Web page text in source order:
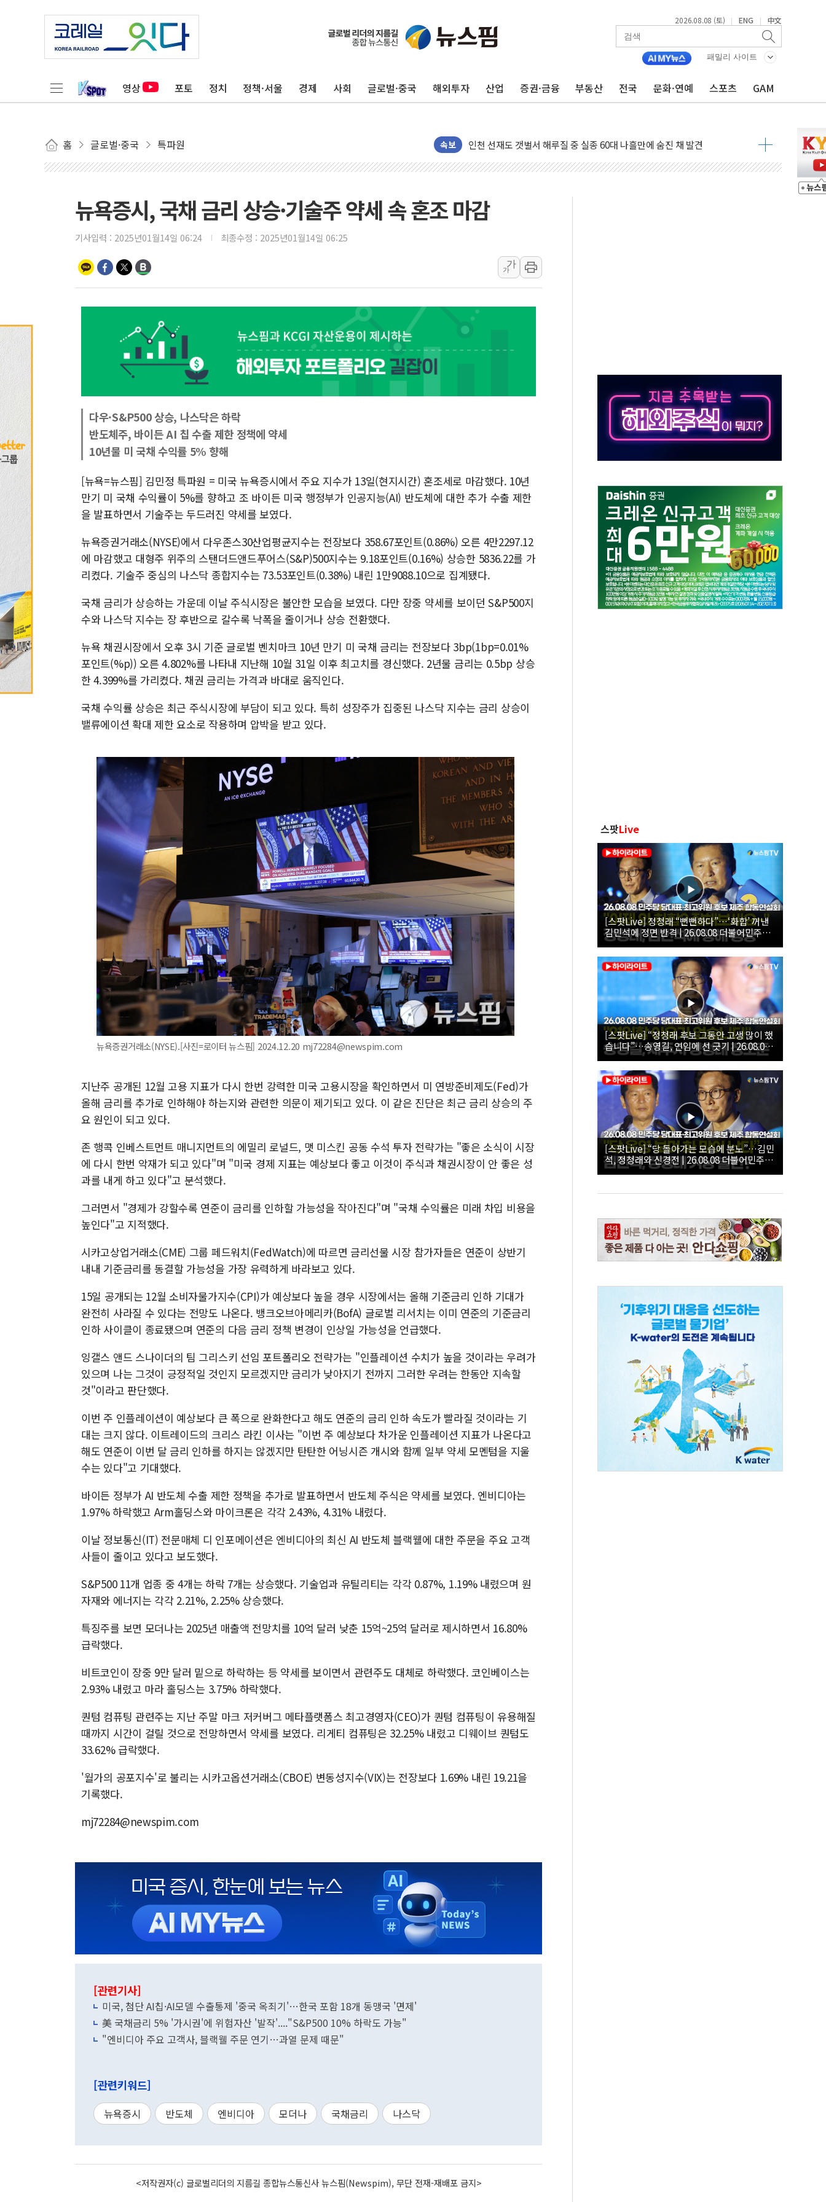
2026.08.08 (토) | ENG | 中文
패밀리 사이트
영상 포토 정치 정책·서울 경제 사회 글로벌·중국 해외투자 산업 증권·금융 부동산 전국 문화·연예 스포츠 GAM
홈 글로벌·중국 특파원 속보
여수 오동도 인근 해상서 모터보트 전복…1명 사망·1명 실종
인천서 말다툼 중 어머니 흉기 살해 10대 아들 체포
'화합' 꺼낸 김민석에 '뻔뻔' 받아친 정청래…제주 연설서 신경전 고조
동해중부 전 해상 풍랑주의보…10일까지 최대 3.5m 높은 물결
인제 용대리 계곡서 수위 상승으로 피서객 7명 고립…전원 구조
동해시, 11~14일 '별똥별 멍' 운영…페르세우스 유성우 관측
청양 밭에서 일하던 90대 숨져…온열질환 여부 조사
李대통령, 'ISA·주가누르기 방지법' 전면 재검토 지시
'호우 특보' 경북 울진 시간당 20~30mm 강한 비...가뭄 해소될 듯
주말 무더위·열대야 지속…내륙 곳곳 소나기
오세훈 "용산공원 주택 검토, 민주당 스스로 원칙 뒤집는 것"
충북 주말 무더위 지속…청주·진천 35도, 곳곳 소나기
10월 보완수사권 폐지·공소청 출범…피해자들 '범죄 사각지대' 우려
뉴욕증시, 국채 금리 상승·기술주 약세 속 혼조 마감
기사입력 : 2025년01월14일 06:24 최종수정 : 2025년01월14일 06:25
가
가
다우·S&P500 상승, 나스닥은 하락
반도체주, 바이든 AI 칩 수출 제한 정책에 약세
10년물 미 국채 수익률 5% 향해
[뉴욕=뉴스핌] 김민정 특파원 = 미국 뉴욕증시에서 주요 지수가 13일(현지시간) 혼조세로 마감했다. 10년
만기 미 국채 수익률이 5%를 향하고 조 바이든 미국 행정부가 인공지능(AI) 반도체에 대한 추가 수출 제한
을 발표하면서 기술주는 두드러진 약세를 보였다.
뉴욕증권거래소(NYSE)에서 다우존스30산업평균지수는 전장보다 358.67포인트(0.86%) 오른 4만2297.12
에 마감했고 대형주 위주의 스탠더드앤드푸어스(S&P)500지수는 9.18포인트(0.16%) 상승한 5836.22를 가
리켰다. 기술주 중심의 나스닥 종합지수는 73.53포인트(0.38%) 내린 1만9088.10으로 집계됐다.
국채 금리가 상승하는 가운데 이날 주식시장은 불안한 모습을 보였다. 다만 장중 약세를 보이던 S&P500지
수와 나스닥 지수는 장 후반으로 갈수록 낙폭을 줄이거나 상승 전환했다.
뉴욕 채권시장에서 오후 3시 기준 글로벌 벤치마크 10년 만기 미 국채 금리는 전장보다 3bp(1bp=0.01%
포인트(%p)) 오른 4.802%를 나타내 지난해 10월 31일 이후 최고치를 경신했다. 2년물 금리는 0.5bp 상승
한 4.399%를 가리켰다. 채권 금리는 가격과 바대로 움직인다.
국채 수익률 상승은 최근 주식시장에 부담이 되고 있다. 특히 성장주가 집중된 나스닥 지수는 금리 상승이
밸류에이션 확대 제한 요소로 작용하며 압박을 받고 있다.
뉴욕증권거래소(NYSE).[사진=로이터 뉴스핌] 2024.12.20 mj72284@newspim.com
지난주 공개된 12월 고용 지표가 다시 한번 강력한 미국 고용시장을 확인하면서 미 연방준비제도(Fed)가
올해 금리를 추가로 인하해야 하는지와 관련한 의문이 제기되고 있다. 이 같은 진단은 최근 금리 상승의 주
요 원인이 되고 있다.
존 행콕 인베스트먼트 매니지먼트의 에밀리 로널드, 맷 미스킨 공동 수석 투자 전략가는 "좋은 소식이 시장
에 다시 한번 악재가 되고 있다"며 "미국 경제 지표는 예상보다 좋고 이것이 주식과 채권시장이 안 좋은 성
과를 내게 하고 있다"고 분석했다.
그러면서 "경제가 강할수록 연준이 금리를 인하할 가능성을 작아진다"며 "국채 수익률은 미래 차입 비용을
높인다"고 지적했다.
시카고상업거래소(CME) 그룹 페드워치(FedWatch)에 따르면 금리선물 시장 참가자들은 연준이 상반기
내내 기준금리를 동결할 가능성을 가장 유력하게 바라보고 있다.
15일 공개되는 12월 소비자물가지수(CPI)가 예상보다 높을 경우 시장에서는 올해 기준금리 인하 기대가
완전히 사라질 수 있다는 전망도 나온다. 뱅크오브아메리카(BofA) 글로벌 리서치는 이미 연준의 기준금리
인하 사이클이 종료됐으며 연준의 다음 금리 정책 변경이 인상일 가능성을 언급했다.
잉갤스 앤드 스나이더의 팀 그리스키 선임 포트폴리오 전략가는 "인플레이션 수치가 높을 것이라는 우려가
있으며 나는 그것이 긍정적일 것인지 모르겠지만 금리가 낮아지기 전까지 그러한 우려는 한동안 지속할
것"이라고 판단했다.
이번 주 인플레이션이 예상보다 큰 폭으로 완화한다고 해도 연준의 금리 인하 속도가 빨라질 것이라는 기
대는 크지 않다. 이트레이드의 크리스 라킨 이사는 "이번 주 예상보다 차가운 인플레이션 지표가 나온다고
해도 연준이 이번 달 금리 인하를 하지는 않겠지만 탄탄한 어닝시즌 개시와 함께 일부 약세 모멘텀을 지울
수는 있다"고 기대했다.
바이든 정부가 AI 반도체 수출 제한 정책을 추가로 발표하면서 반도체 주식은 약세를 보였다. 엔비디아는
1.97% 하락했고 Arm홀딩스와 마이크론은 각각 2.43%, 4.31% 내렸다.
이날 정보통신(IT) 전문매체 디 인포메이션은 엔비디아의 최신 AI 반도체 블랙웰에 대한 주문을 주요 고객
사들이 줄이고 있다고 보도했다.
S&P500 11개 업종 중 4개는 하락 7개는 상승했다. 기술업과 유틸리티는 각각 0.87%, 1.19% 내렸으며 원
자재와 에너지는 각각 2.21%, 2.25% 상승했다.
특징주를 보면 모더나는 2025년 매출액 전망치를 10억 달러 낮춘 15억~25억 달러로 제시하면서 16.80%
급락했다.
비트코인이 장중 9만 달러 밑으로 하락하는 등 약세를 보이면서 관련주도 대체로 하락했다. 코인베이스는
2.93% 내렸고 마라 홀딩스는 3.75% 하락했다.
퀀텀 컴퓨팅 관련주는 지난 주말 마크 저커버그 메타플랫폼스 최고경영자(CEO)가 퀀텀 컴퓨팅이 유용해질
때까지 시간이 걸릴 것으로 전망하면서 약세를 보였다. 리게티 컴퓨팅은 32.25% 내렸고 디웨이브 퀀텀도
33.62% 급락했다.
'월가의 공포지수'로 불리는 시카고옵션거래소(CBOE) 변동성지수(VIX)는 전장보다 1.69% 내린 19.21을
기록했다.
mj72284@newspim.com
[관련기사]
미국, 첨단 AI칩·AI모델 수출통제 '중국 옥죄기'…한국 포함 18개 동맹국 '면제'
美 국채금리 5% '가시권'에 위험자산 '발작'...."S&P500 10% 하락도 가능"
"엔비디아 주요 고객사, 블랙웰 주문 연기…과열 문제 때문"
[관련키워드]
뉴욕증시 반도체 엔비디아 모더나 국채금리 나스닥
<저작권자(c) 글로벌리더의 지름길 종합뉴스통신사 뉴스핌(Newspim), 무단 전재-재배포 금지>
스팟Live
[스팟Live] 정청래 “뻔뻔하다”…‘화합’ 꺼낸
김민석에 정면 반격 | 26.08.08 더불어민주당
당대표·최고위원 후보 제주 합동연설회
[스팟Live] “정청래 후보 그동안 고생 많이 했
습니다”…송영길, 연임에 선 긋기 | 26.08.08
더불어민주당 당대표·최고위원 후보 제주 합
동연설회
[스팟Live] “당 돌아가는 모습에 분노”…김민
석, 정청래와 신경전 | 26.08.08 더불어민주당
당대표·최고위원 후보 제주 합동연설회